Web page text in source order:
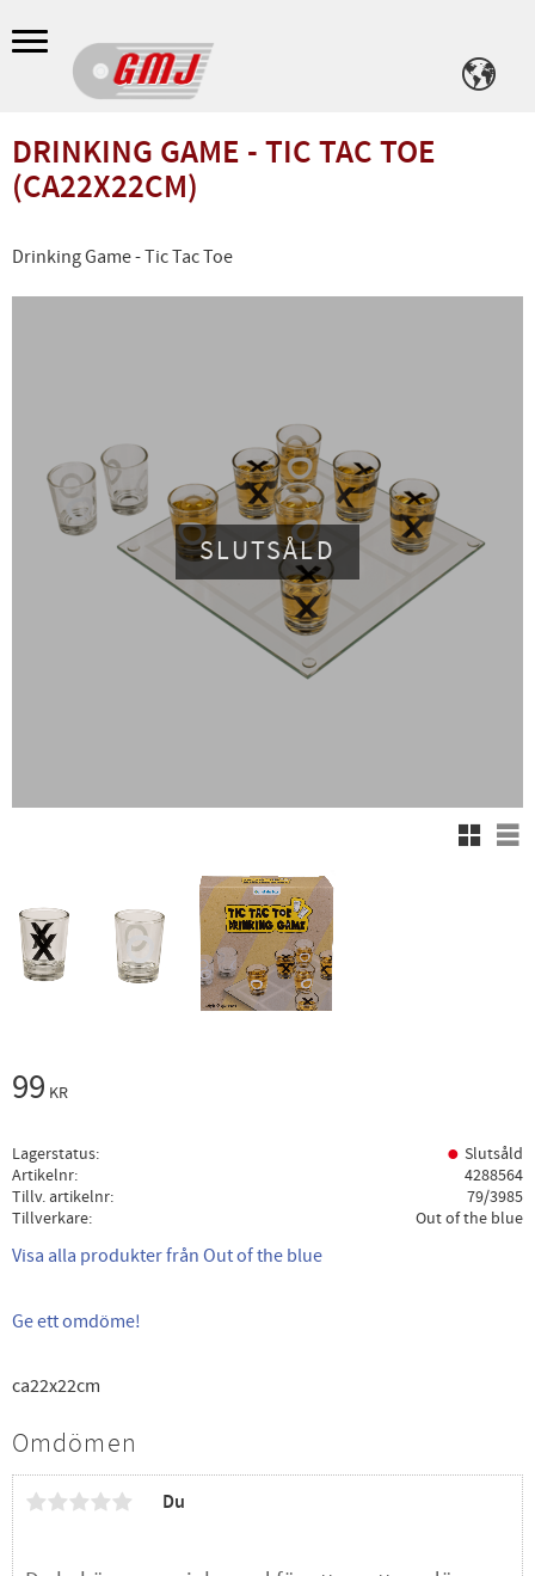
Meny
DRINKING GAME - TIC TAC TOE
(CA22X22CM)
Drinking Game - Tic Tac Toe
SLUTSÅLD
99 KR
Lagerstatus
Slutsåld
Artikelnr
4288564
Tillv. artikelnr
79/3985
Tillverkare
Out of the blue
Visa alla produkter från Out of the blue
Ge ett omdöme!
ca22x22cm
Omdömen
Du